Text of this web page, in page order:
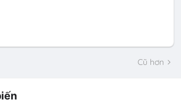
Cũ hơn